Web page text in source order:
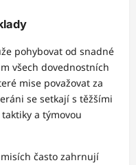
pohybovat od snadné
všech dovednostních
mise považovat za
se setkají s těžšími
a týmovou
často zahrnují